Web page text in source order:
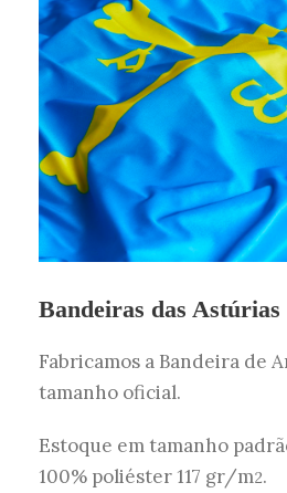
Bandeiras das Astúrias
Fabricamos a Bandeira de
tamanho oficial.
Estoque em tamanho
100% poliéster 117 gr/m2.